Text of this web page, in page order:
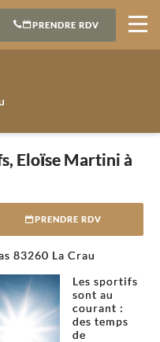
PRENDRE RDV
Eloïse Martini à
PRENDRE RDV
83260 La Crau
Les sportifs
sont au
courant :
des temps
de